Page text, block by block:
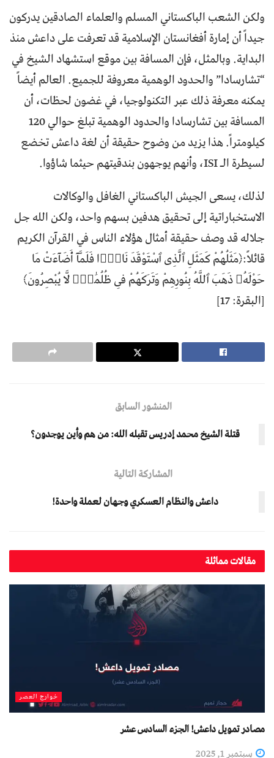
ولكن الشعب الباكستاني المسلم والعلماء الصادقين يدركون
جيداً أن إمارة أفغانستان الإسلامية قد تعرفت على داعش منذ
البداية. وبالمثل، فإن المسافة بين موقع استشهاد الشيخ في
“تشارسادا” والحدود الوهمية معروفة للجميع. العالم أيضاً
يمكنه معرفة ذلك عبر التكنولوجيا، في غضون لحظات، أن
المسافة بين تشارسادا والحدود الوهمية تبلغ حوالي 120
كيلومتراً. هذا يزيد من وضوح حقيقة أن لغة داعش تخضع
لسيطرة الـ ISI، وأنهم يوجهون بندقيتهم حيثما شاؤوا.
لذلك، يسعى الجيش الباكستاني الغافل والوكالات
الاستخباراتية إلى تحقيق هدفين بسهم واحد، ولكن الله جل
جلاله قد وصف حقيقة أمثال هؤلاء الناس في القرآن الكريم
قائلاً:﴿مَثَلُهُمْ كَمَثَلِ ٱلَّذِى ٱسْتَوْقَدَ نَارًۭا فَلَمَّآ أَضَآءَتْ مَا
حَوْلَهُۥ ذَهَبَ ٱللَّهُ بِنُورِهِمْ وَتَرَكَهُمْ فِى ظُلُمَٰتٍۢ لَّا يُبْصِرُونَ﴾
[البقرة: 17]
المنشور السابق
قتلة الشيخ محمد إدريس تقبله الله: من هم وأين يوجدون؟
المشاركة التالية
داعش والنظام العسكري وجهان لعملة واحدة!
مقالات مماثلة
خوارج العصر
مصادر تمويل داعش! الجزء السادس عشر
سبتمبر 1, 2025